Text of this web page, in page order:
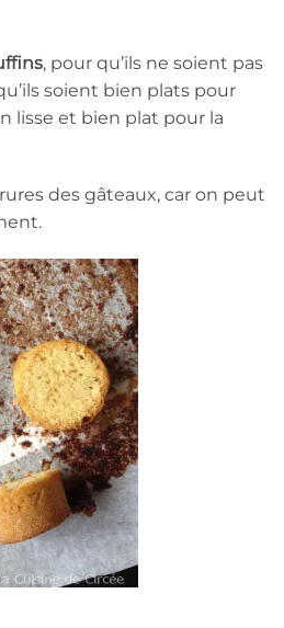
, pour qu’ils ne soient pas
soient bien plats pour
lisse et bien plat pour la
des gâteaux, car on peut